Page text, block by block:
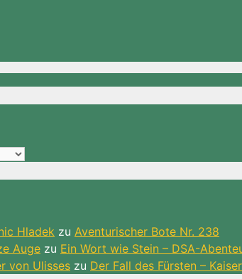
Hladek zu Aventurischer Bote Nr. 238
Auge zu Ein Wort wie Stein – DSA-
von Ulisses zu Der Fall des Fürsten –